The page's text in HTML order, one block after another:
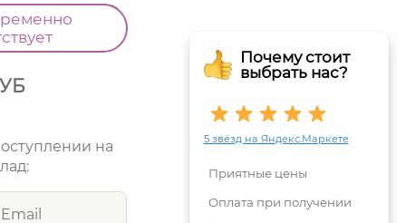
Почему стоит
выбрать нас?
5 звёзд на Яндекс.Маркете
Приятные цены
Оплата при получении
на